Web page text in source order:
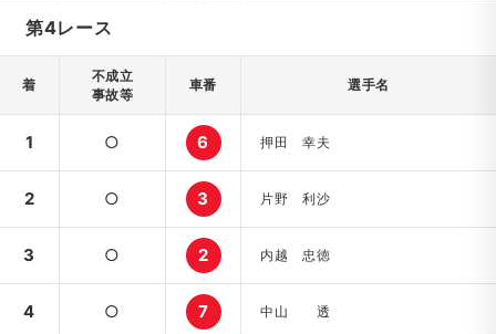
第4レース
着
不成立
事故等
車番 選手名
1 ○ 6 押田 幸夫
2 ○ 3 片野 利沙
3 ○ 2 内越 忠徳
4 ○ 7 中山 透